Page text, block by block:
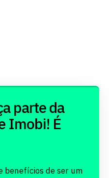
parte da
Imobi! É
benefícios de ser um